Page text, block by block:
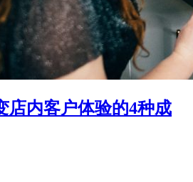
店内客户体验的4种成